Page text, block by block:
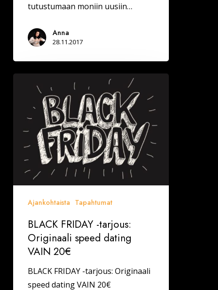
tutustumaan moniin uusiin…
Anna
28.11.2017
FRIDAY
tarjous:
Originaali
speed
dating
VAIN
20€
Ajankohtaista Tapahtumat
BLACK FRIDAY -tarjous:
Originaali speed dating
VAIN 20€
BLACK FRIDAY -tarjous: Originaali
speed dating VAIN 20€